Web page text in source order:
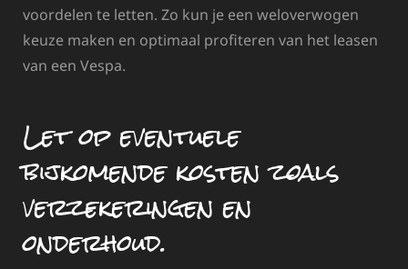
voordelen te letten. Zo kun je een weloverwogen
keuze maken en optimaal profiteren van het leasen
van een Vespa.
Let op eventuele
bijkomende kosten zoals
verzekeringen en
onderhoud.